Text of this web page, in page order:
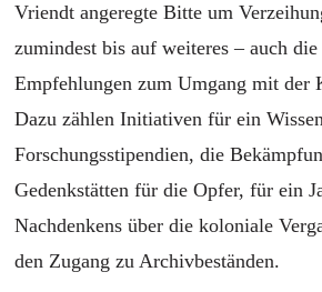
Vriendt angeregte Bitte um
zumindest bis auf weiteres – auch die
Empfehlungen zum Umgang mit der
Dazu zählen Initiativen für ein
Forschungsstipendien, die
Gedenkstätten für die Opfer, für ein
Nachdenkens über die koloniale
den Zugang zu Archivbeständen.